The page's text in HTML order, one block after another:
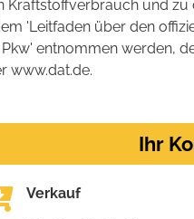
Kraftstoffverbrauch und zu
'Leitfaden über den
entnommen werden,
www.dat.de.
Ihr
Verkauf